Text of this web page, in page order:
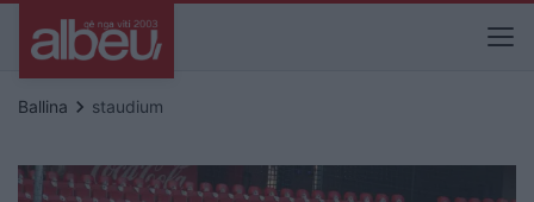
Ballina keyboard_arrow_right staudium